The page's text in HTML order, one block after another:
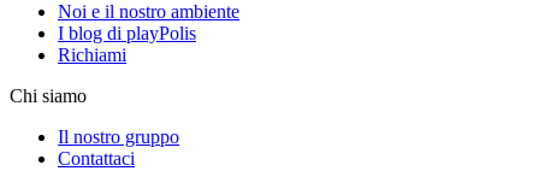
Noi e il nostro ambiente
I blog di playPolis
Richiami
Chi siamo
Il nostro gruppo
Contattaci